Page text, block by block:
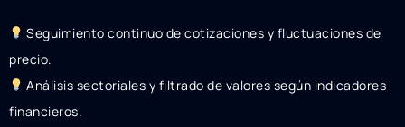
Seguimiento continuo de cotizaciones y fluctuaciones de
precio.
Análisis sectoriales y filtrado de valores según indicadores
financieros.